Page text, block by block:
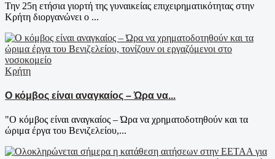
Την 25η ετήσια γιορτή της γυναικείας επιχειρηματικότητας στην
Κρήτη διοργανώνει ο ...
Κρήτη
Ο κόμβος είναι αναγκαίος – Ώρα να...
"Ο κόμβος είναι αναγκαίος – Ώρα να χρηματοδοτηθούν και τα
ώριμα έργα του Βενιζελείου,...